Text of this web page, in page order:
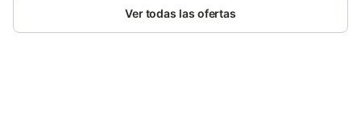
uno con cama doble y tres con 2 camas
Ver todas las ofertas